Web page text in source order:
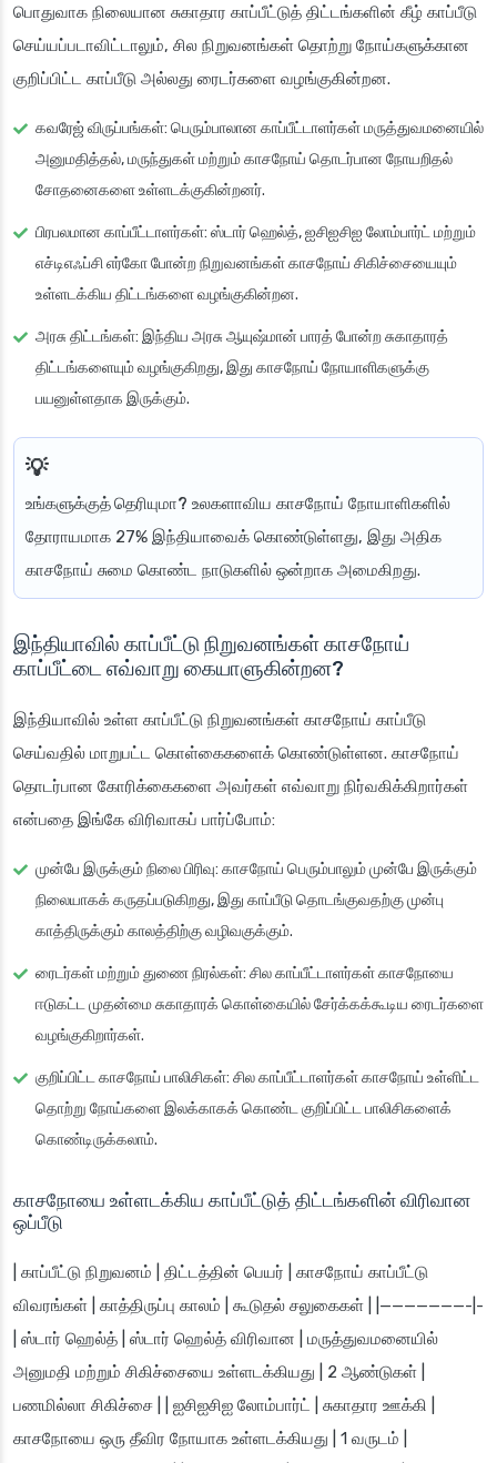
பொதுவாக நிலையான சுகாதார காப்பீட்டுத் திட்டங்களின் கீழ் காப்பீடு
செய்யப்படாவிட்டாலும், சில நிறுவனங்கள் தொற்று நோய்களுக்கான
குறிப்பிட்ட காப்பீடு அல்லது ரைடர்களை வழங்குகின்றன.
கவரேஜ் விருப்பங்கள்: பெரும்பாலான காப்பீட்டாளர்கள் மருத்துவமனையில்
அனுமதித்தல், மருந்துகள் மற்றும் காசநோய் தொடர்பான நோயறிதல்
சோதனைகளை உள்ளடக்குகின்றனர்.
பிரபலமான காப்பீட்டாளர்கள்: ஸ்டார் ஹெல்த், ஐசிஐசிஐ லோம்பார்ட் மற்றும்
எச்டிஎஃப்சி எர்கோ போன்ற நிறுவனங்கள் காசநோய் சிகிச்சையையும்
உள்ளடக்கிய திட்டங்களை வழங்குகின்றன.
அரசு திட்டங்கள்: இந்திய அரசு ஆயுஷ்மான் பாரத் போன்ற சுகாதாரத்
திட்டங்களையும் வழங்குகிறது, இது காசநோய் நோயாளிகளுக்கு
பயனுள்ளதாக இருக்கும்.
உங்களுக்குத் தெரியுமா? உலகளாவிய காசநோய் நோயாளிகளில்
தோராயமாக 27% இந்தியாவைக் கொண்டுள்ளது, இது அதிக
காசநோய் சுமை கொண்ட நாடுகளில் ஒன்றாக அமைகிறது.
இந்தியாவில் காப்பீட்டு நிறுவனங்கள் காசநோய்
காப்பீட்டை எவ்வாறு கையாளுகின்றன?
இந்தியாவில் உள்ள காப்பீட்டு நிறுவனங்கள் காசநோய் காப்பீடு
செய்வதில் மாறுபட்ட கொள்கைகளைக் கொண்டுள்ளன. காசநோய்
தொடர்பான கோரிக்கைகளை அவர்கள் எவ்வாறு நிர்வகிக்கிறார்கள்
என்பதை இங்கே விரிவாகப் பார்ப்போம்:
முன்பே இருக்கும் நிலை பிரிவு: காசநோய் பெரும்பாலும் முன்பே இருக்கும்
நிலையாகக் கருதப்படுகிறது, இது காப்பீடு தொடங்குவதற்கு முன்பு
காத்திருக்கும் காலத்திற்கு வழிவகுக்கும்.
ரைடர்கள் மற்றும் துணை நிரல்கள்: சில காப்பீட்டாளர்கள் காசநோயை
ஈடுகட்ட முதன்மை சுகாதாரக் கொள்கையில் சேர்க்கக்கூடிய ரைடர்களை
வழங்குகிறார்கள்.
குறிப்பிட்ட காசநோய் பாலிசிகள்: சில காப்பீட்டாளர்கள் காசநோய் உள்ளிட்ட
தொற்று நோய்களை இலக்காகக் கொண்ட குறிப்பிட்ட பாலிசிகளைக்
கொண்டிருக்கலாம்.
காசநோயை உள்ளடக்கிய காப்பீட்டுத் திட்டங்களின் விரிவான
ஒப்பீடு
| காப்பீட்டு நிறுவனம் | திட்டத்தின் பெயர் | காசநோய் காப்பீட்டு
விவரங்கள் | காத்திருப்பு காலம் | கூடுதல் சலுகைகள் | |———————-|-
| ஸ்டார் ஹெல்த் | ஸ்டார் ஹெல்த் விரிவான | மருத்துவமனையில்
அனுமதி மற்றும் சிகிச்சையை உள்ளடக்கியது | 2 ஆண்டுகள் |
பணமில்லா சிகிச்சை | | ஐசிஐசிஐ லோம்பார்ட் | சுகாதார ஊக்கி |
காசநோயை ஒரு தீவிர நோயாக உள்ளடக்கியது | 1 வருடம் |